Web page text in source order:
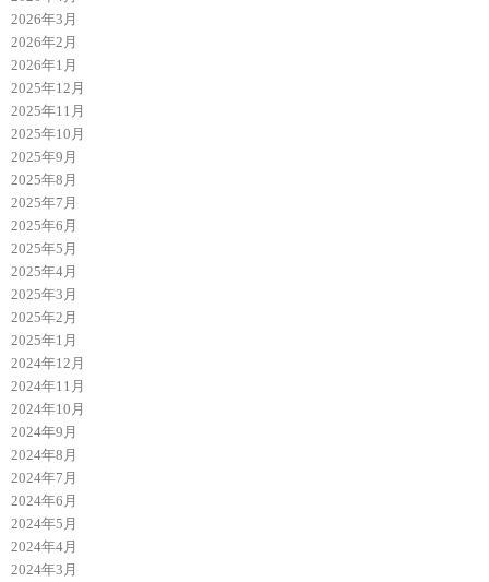
2026年3月
2026年2月
2026年1月
2025年12月
2025年11月
2025年10月
2025年9月
2025年8月
2025年7月
2025年6月
2025年5月
2025年4月
2025年3月
2025年2月
2025年1月
2024年12月
2024年11月
2024年10月
2024年9月
2024年8月
2024年7月
2024年6月
2024年5月
2024年4月
2024年3月